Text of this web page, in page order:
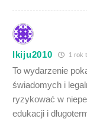
lkiju2010 1 rok
To wydarzenie
świadomych i
ryzykować w
edukacji i